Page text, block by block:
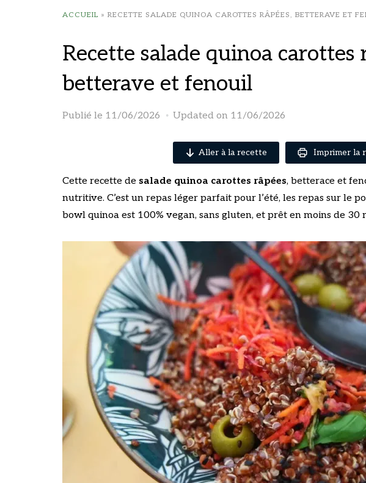
ACCUEIL » RECETTE SALADE QUINOA CAROTTES RÂPÉES, BETTERAVE ET
Recette salade quinoa carottes
betterave et fenouil
Publié le 11/06/2026 Updated on 11/06/2026
Aller à la recette Imprimer la
Cette recette de salade quinoa carottes râpées, betterace et
nutritive. C’est un repas léger parfait pour l’été, les repas sur le
bowl quinoa est 100% vegan, sans gluten, et prêt en moins de 30